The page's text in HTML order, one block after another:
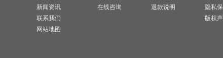
新闻资讯
联系我们
网站地图
在线咨询
退款说明
隐私
版权